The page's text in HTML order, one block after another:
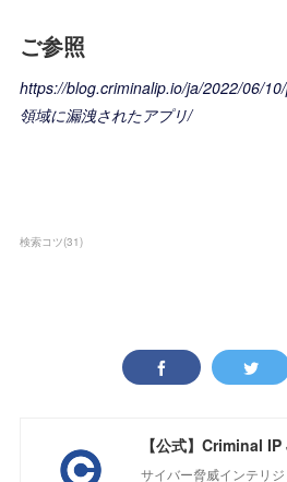
ご参照
https://blog.criminalip.io/ja/2022/06/
領域に漏洩されたアプリ/
検索コツ(31)
【公式】Criminal
サイバー脅威インテリ